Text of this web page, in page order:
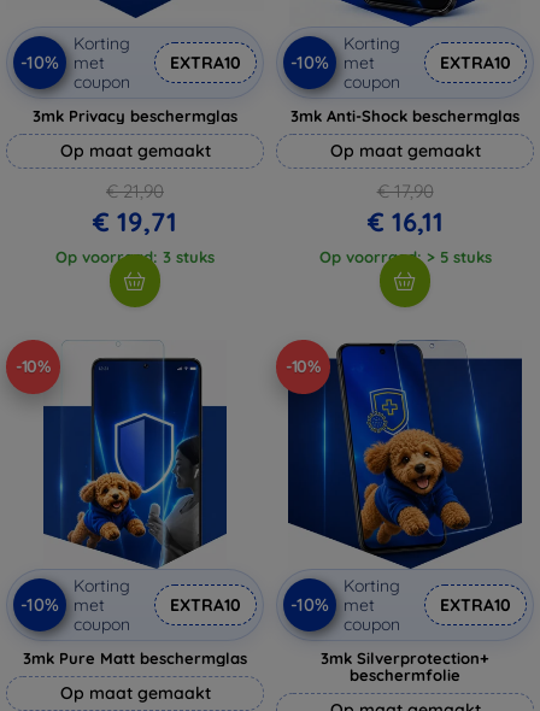
-10%
Korting
met
coupon
EXTRA10
3mk Privacy beschermglas
Op maat gemaakt
€ 21,90
€ 19,71
Op voorraad: 3 stuks
-10%
Korting
met
coupon
EXTRA10
3mk Anti-Shock beschermglas
Op maat gemaakt
€ 17,90
€ 16,11
Op voorraad: > 5 stuks
-10%
-10%
Korting
met
coupon
EXTRA10
3mk Pure Matt beschermglas
Op maat gemaakt
-10%
-10%
Korting
met
coupon
EXTRA10
3mk Silverprotection+
beschermfolie